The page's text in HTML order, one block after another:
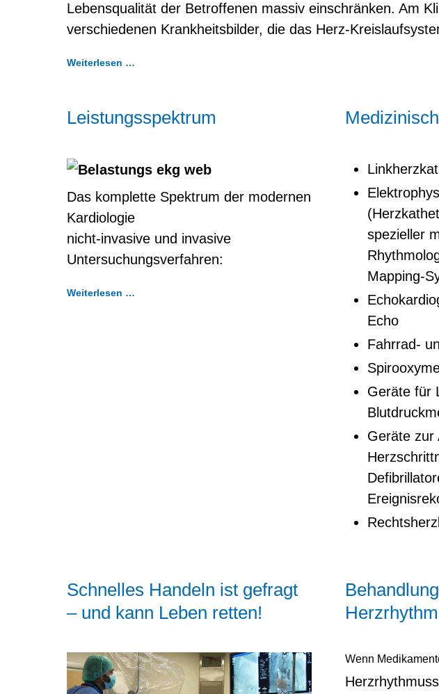
Lebensqualität der Betroffenen massiv einschränken. Am
verschiedenen Krankheitsbilder, die das Herz-
Weiterlesen …
Leistungsspektrum
Das komplette Spektrum der modernen
Kardiologie
nicht-invasive und invasive
Untersuchungsverfahren:
Weiterlesen …
spezieller
Mapping-
Echo
Fahrrad-
Geräte für
Geräte zur
Schnelles Handeln ist gefragt
– und kann Leben retten!
Wenn